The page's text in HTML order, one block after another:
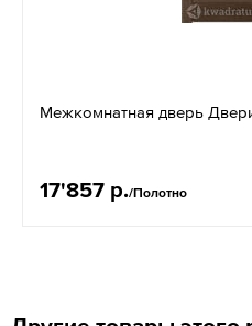
Межкомнатная дверь
17'857 р./Полотно